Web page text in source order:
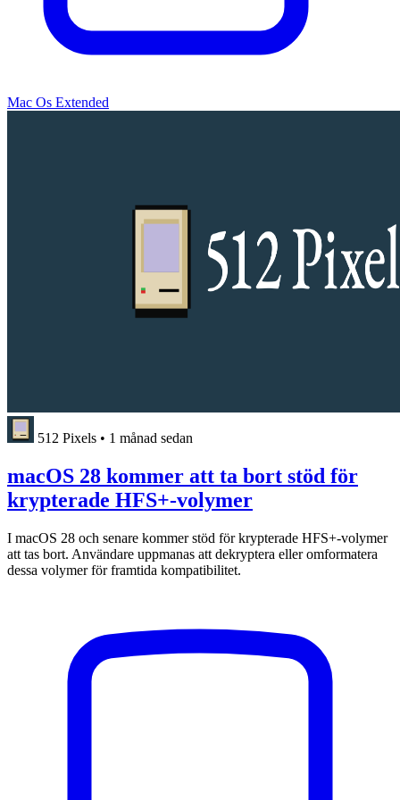
Mac Os Extended
512 Pixels • 1 månad sedan
macOS 28 kommer att ta bort stöd för
krypterade HFS+-volymer
I macOS 28 och senare kommer stöd för krypterade HFS+-volymer
att tas bort. Användare uppmanas att dekryptera eller omformatera
dessa volymer för framtida kompatibilitet.